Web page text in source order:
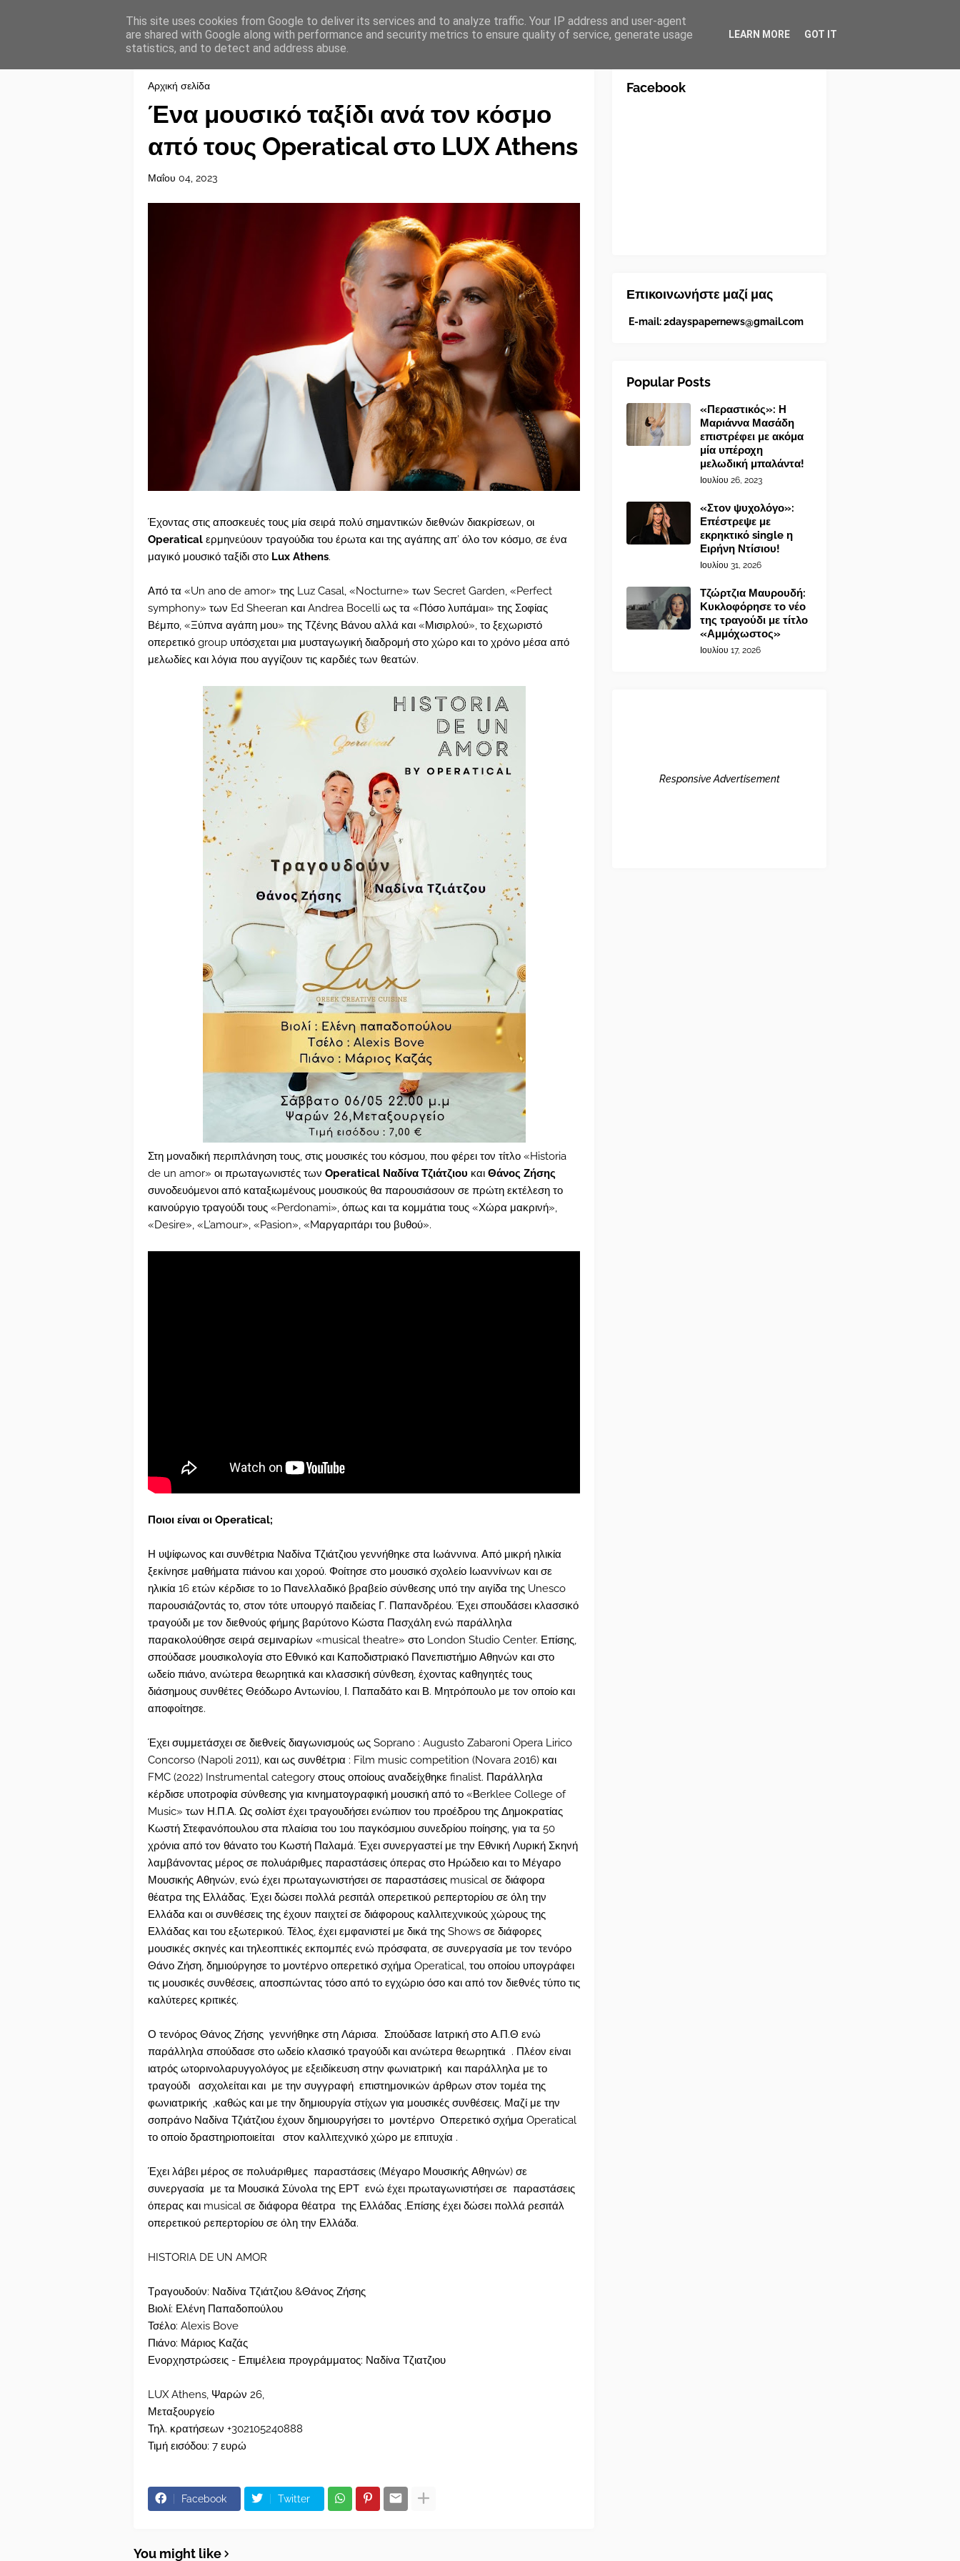
Αρχική σελίδα
Ένα μουσικό ταξίδι ανά τον κόσμο
από τους Operatical στο LUX Athens
Μαΐου 04, 2023
Έχοντας στις αποσκευές τους μία σειρά πολύ σημαντικών διεθνών διακρίσεων, οι
Operatical ερμηνεύουν τραγούδια του έρωτα και της αγάπης απ’ όλο τον κόσμο, σε ένα
μαγικό μουσικό ταξίδι στο Lux Athens.
Από τα «Un anο de amor» της Luz Casal, «Nocturne» των Secret Garden, «Perfect
symphony» των Ed Sheeran και Andrea Bocelli ως τα «Πόσο λυπάμαι» της Σοφίας
Βέμπο, «Ξύπνα αγάπη μου» της Τζένης Βάνου αλλά και «Μισιρλού», το ξεχωριστό
οπερετικό group υπόσχεται μια μυσταγωγική διαδρομή στο χώρο και το χρόνο μέσα από
μελωδίες και λόγια που αγγίζουν τις καρδιές των θεατών.
Στη μοναδική περιπλάνηση τους, στις μουσικές του κόσμου, που φέρει τον τίτλο «Historia
de un amor» οι πρωταγωνιστές των Operatical Ναδίνα Τζιάτζιου και Θάνος Ζήσης
συνοδευόμενοι από καταξιωμένους μουσικούς θα παρουσιάσουν σε πρώτη εκτέλεση το
καινούργιο τραγούδι τους «Perdonami», όπως και τα κομμάτια τους «Χώρα μακρινή»,
«Desire», «L’amour», «Pasion», «Mαργαριτάρι του βυθού».
Ποιοι είναι οι Operatical;
Η υψίφωνος και συνθέτρια Ναδίνα Τζιάτζιου γεννήθηκε στα Ιωάννινα. Από μικρή ηλικία
ξεκίνησε μαθήματα πιάνου και χορού. Φοίτησε στο μουσικό σχολείο Ιωαννίνων και σε
ηλικία 16 ετών κέρδισε το 1ο Πανελλαδικό βραβείο σύνθεσης υπό την αιγίδα της Unesco
παρουσιάζοντάς το, στον τότε υπουργό παιδείας Γ. Παπανδρέου. Έχει σπουδάσει κλασσικό
τραγούδι με τον διεθνούς φήμης βαρύτονο Κώστα Πασχάλη ενώ παράλληλα
παρακολούθησε σειρά σεμιναρίων «musical theatre» στο London Studio Center. Επίσης,
σπούδασε μουσικολογία στο Εθνικό και Καποδιστριακό Πανεπιστήμιο Αθηνών και στο
ωδείο πιάνο, ανώτερα θεωρητικά και κλασσική σύνθεση, έχοντας καθηγητές τους
διάσημους συνθέτες Θεόδωρο Αντωνίου, Ι. Παπαδάτο και Β. Μητρόπουλο με τον οποίο και
αποφοίτησε.
Έχει συμμετάσχει σε διεθνείς διαγωνισμούς ως Soprano : Augusto Zabaroni Opera Lirico
Concorso (Napoli 2011), και ως συνθέτρια : Film music competition (Novara 2016) και
FMC (2022) Instrumental category στους οποίους αναδείχθηκε finalist. Παράλληλα
κέρδισε υποτροφία σύνθεσης για κινηματογραφική μουσική από το «Βerklee College of
Music» των Η.Π.Α. Ως σολίστ έχει τραγουδήσει ενώπιον του προέδρου της Δημοκρατίας
Κωστή Στεφανόπουλου στα πλαίσια του 1ου παγκόσμιου συνεδρίου ποίησης, για τα 50
χρόνια από τον θάνατο του Κωστή Παλαμά. Έχει συνεργαστεί με την Εθνική Λυρική Σκηνή
λαμβάνοντας μέρος σε πολυάριθμες παραστάσεις όπερας στο Ηρώδειο και το Μέγαρο
Μουσικής Αθηνών, ενώ έχει πρωταγωνιστήσει σε παραστάσεις musical σε διάφορα
θέατρα της Ελλάδας. Έχει δώσει πολλά ρεσιτάλ οπερετικού ρεπερτορίου σε όλη την
Ελλάδα και οι συνθέσεις της έχουν παιχτεί σε διάφορους καλλιτεχνικούς χώρους της
Ελλάδας και του εξωτερικού. Τέλος, έχει εμφανιστεί με δικά της Shows σε διάφορες
μουσικές σκηνές και τηλεοπτικές εκπομπές ενώ πρόσφατα, σε συνεργασία με τον τενόρο
Θάνο Ζήση, δημιούργησε το μοντέρνο οπερετικό σχήμα Operatical, του οποίου υπογράφει
τις μουσικές συνθέσεις, αποσπώντας τόσο από το εγχώριο όσο και από τον διεθνές τύπο τις
καλύτερες κριτικές.
Ο τενόρος Θάνος Ζήσης γεννήθηκε στη Λάρισα. Σπούδασε Ιατρική στο Α.Π.Θ ενώ
παράλληλα σπούδασε στο ωδείο κλασικό τραγούδι και ανώτερα θεωρητικά . Πλέον είναι
ιατρός ωτορινολαρυγγολόγος με εξειδίκευση στην φωνιατρική και παράλληλα με το
τραγούδι ασχολείται και με την συγγραφή επιστημονικών άρθρων στον τομέα της
φωνιατρικής ,καθώς και με την δημιουργία στίχων για μουσικές συνθέσεις. Μαζί με την
σοπράνο Ναδίνα Τζιάτζιου έχουν δημιουργήσει το μοντέρνο Οπερετικό σχήμα Operatical
το οποίο δραστηριοποιείται στον καλλιτεχνικό χώρο με επιτυχία .
Έχει λάβει μέρος σε πολυάριθμες παραστάσεις (Μέγαρο Μουσικής Αθηνών) σε
συνεργασία με τα Μουσικά Σύνολα της ΕΡΤ ενώ έχει πρωταγωνιστήσει σε παραστάσεις
όπερας και musical σε διάφορα θέατρα της Ελλάδας .Επίσης έχει δώσει πολλά ρεσιτάλ
οπερετικού ρεπερτορίου σε όλη την Ελλάδα.
HISTORIA DE UN AMOR
Τραγουδούν: Ναδίνα Τζιάτζιου &Θάνος Ζήσης
Βιολί: Ελένη Παπαδοπούλου
Τσέλο: Alexis Bove
Πιάνο: Μάριος Καζάς
Ενορχηστρώσεις - Επιμέλεια προγράμματος: Ναδίνα Τζιατζιου
LUX Athens, Ψαρών 26,
Μεταξουργείο
Τηλ. κρατήσεων +302105240888
Τιμή εισόδου: 7 ευρώ
Facebook Twitter
You might like
Facebook
Επικοινωνήστε μαζί μας
E-mail:2dayspapernews@gmail.com
Popular Posts
«Περαστικός»: Η
Μαριάννα Μασάδη
επιστρέφει με ακόμα
μία υπέροχη
μελωδική μπαλάντα!
Ιουλίου 26, 2023
«Στον ψυχολόγο»:
Επέστρεψε με
εκρηκτικό single η
Ειρήνη Ντίσιου!
Ιουλίου 31, 2026
Τζώρτζια Μαυρουδή:
Κυκλοφόρησε το νέο
της τραγούδι με τίτλο
«Αμμόχωστος»
Ιουλίου 17, 2026
Responsive Advertisement
This site uses cookies from Google to deliver its services and to analyze traffic. Your IP address and user-agent
are shared with Google along with performance and security metrics to ensure quality of service, generate usage
statistics, and to detect and address abuse.
LEARN MORE GOT IT